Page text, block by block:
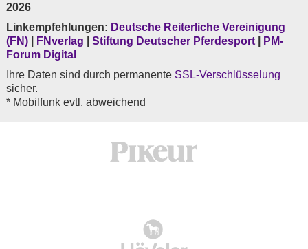
2026
Linkempfehlungen: Deutsche Reiterliche Vereinigung
(FN)
FNverlag Stiftung Deutscher Pferdesport
PM-
Forum Digital
Ihre Daten sind durch permanente SSL-Verschlüsselung
sicher.
* Mobilfunk evtl. abweichend